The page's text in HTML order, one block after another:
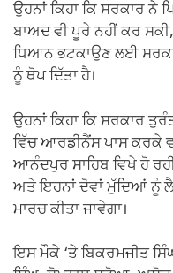
ਉਹਨਾਂ ਕਿਹਾ ਕਿ ਸਰਕਾਰ ਨੇ
ਬਾਅਦ ਵੀ ਪੂਰੇ ਨਹੀਂ ਕਰ
ਧਿਆਨ ਭਟਕਾਉਣ ਲਈ
ਨੂੰ ਥੋਪ ਦਿੱਤਾ ਹੈ।
ਉਹਨਾਂ ਕਿਹਾ ਕਿ ਸਰਕਾਰ
ਵਿੱਚ ਆਰਡੀਨੈਂਸ ਪਾਸ ਕਰਕੇ
ਆਨੰਦਪੁਰ ਸਾਹਿਬ ਵਿਖੇ ਹੋ
ਅਤੇ ਇਹਨਾਂ ਦੋਵਾਂ ਮੁੱਦਿਆਂ ਨੂੰ
ਮਾਰਚ ਕੀਤਾ ਜਾਵੇਗਾ।
ਇਸ ਮੌਕੇ ‘ਤੇ ਬਿਕਰਮਜੀਤ